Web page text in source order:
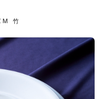
竹